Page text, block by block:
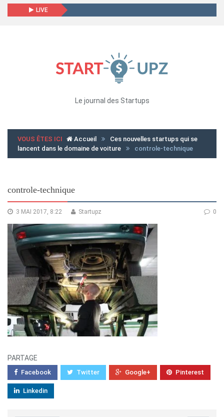
LIVE
Le journal des Startups
VOUS ÊTES ICI Accueil
Ces nouvelles startups qui se
lancent dans le domaine de voiture
controle-technique
controle-technique
3 MAI 2017, 8:22 0
Startupz
PARTAGE
Facebook Twitter Google+ Pinterest
Linkedin